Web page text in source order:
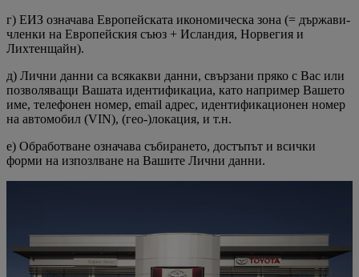
г) ЕИЗ означава Европейската икономическа зона (= държави-
членки на Европейския съюз + Исландия, Норвегия и
Лихтенщайн).
д) Лични данни са всякакви данни, свързани пряко с Вас или
позволяващи Вашата идентификациа, като например Вашето
име, телефонен номер, email адрес, идентификационен номер
на автомобил (VIN), (гео-)локация, и т.н.
е) Обработване означава събирането, достъпът и всички
форми на изпозлване на Вашите Лични данни.